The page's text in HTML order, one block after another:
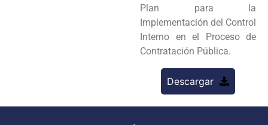
Plan para la
Implementación del Control
Interno en el Proceso de
Contratación Pública.
Descargar